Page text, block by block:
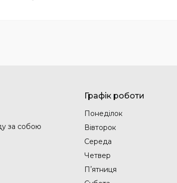
за собою
Графік роботи
Понеділок
Вівторок
Середа
Четвер
Пʼятниця